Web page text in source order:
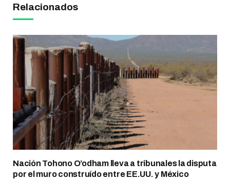
Relacionados
Nación Tohono O’odham lleva a tribunales la disputa
por el muro construído entre EE.UU. y México